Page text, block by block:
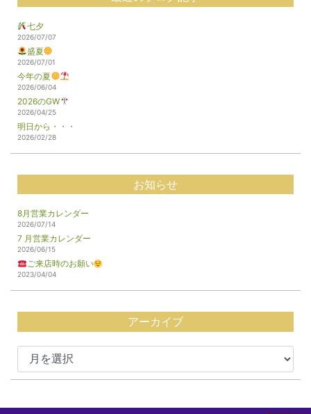
七夕
2026/07/07
盛夏
2026/07/01
今年の夏
2026/06/04
2026のGW
2026/04/25
明日から・・・
2026/02/28
お知らせ
8月営業カレンダー
2026/07/14
7 月営業カレンダー
2026/06/15
ご来店時のお願い
2023/04/04
アーカイブ